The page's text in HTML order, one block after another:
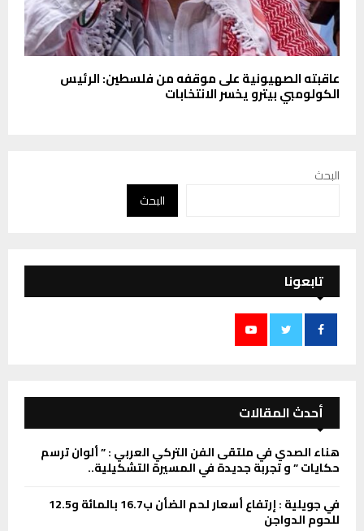
عاقبته الصهيونية على موقفه من فلسطين: الرئيس
الكولومبي بيترو يخسر الانتخابات
البحث
البحث
تابعونا
أحدث المقالات
هناء الصدي في ملتقى الفن التركي العربي : ” ألوان ترسم
حكايات ” و تجربة جديدة في المسيرة التشكيلية..
في جويلية : إرتفاع أسعار لحم الضأن ب16.7 بالمائة و12.5
للحوم الدواجن